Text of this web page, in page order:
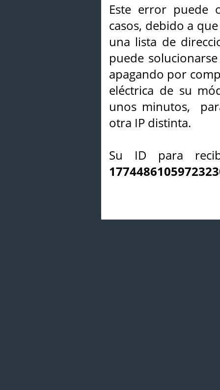
Este error puede
casos, debido a
una lista de
puede
apagando por
eléctrica de su
unos minutos,
otra IP distinta.
Su ID para